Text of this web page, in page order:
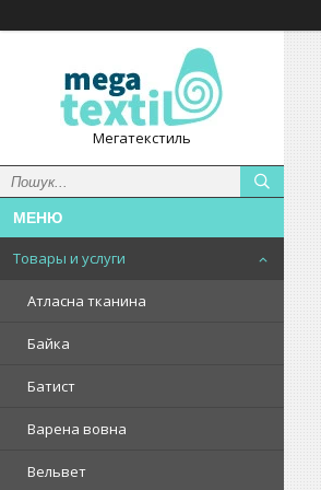
Мегатекстиль
Товары и услуги
Атласна тканина
Байка
Батист
Варена вовна
Вельвет